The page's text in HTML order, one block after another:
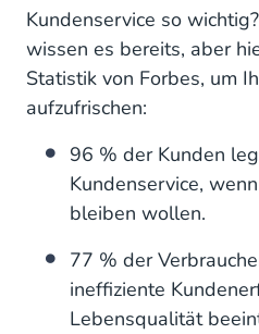
Kundenservice so
wissen es bereits, aber
Statistik von Forbes, um
aufzufrischen:
96 % der Kunden
Kundenservice,
bleiben wollen.
77 % der
ineffiziente
Lebensqualität